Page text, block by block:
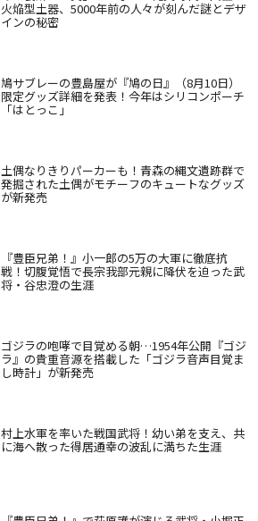
火焔型土器、5000年前の人々が刻んだ謎とデザ
インの秘密
鳩サブレーの豊島屋が『鳩の日』（8月10日）
限定グッズ詳細を発表！今年はシリコンポーチ
「はとっこ」
土偶なりきりパーカーも！青森の縄文遺跡群で
発掘された土偶がモチーフのキュートなグッズ
が新発売
『豊臣兄弟！』小一郎の5万の大軍に徹底抗
戦！切腹覚悟で長宗我部元親に降伏を迫った武
将・谷忠澄の生涯
ゴジラの咆哮で目覚める朝…1954年公開『ゴジ
ラ』の貴重音源を搭載した「ゴジラ音声目覚ま
し時計」が新発売
村上水軍を率いた戦国武将！幼い弟を支え、共
に海へ散った得居通幸の波乱に満ちた生涯